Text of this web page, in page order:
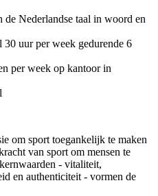
de Nederlandse taal in woord en
uur per week gedurende 6
per week op kantoor in
om sport toegankelijk te maken
van sport om mensen te
- vitaliteit,
en authenticiteit - vormen de